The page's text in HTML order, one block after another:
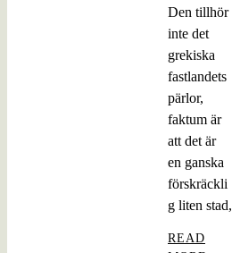
Den tillhör
inte det
grekiska
fastlandets
pärlor,
faktum är
att det är
en ganska
förskräckli
g liten stad,
READ